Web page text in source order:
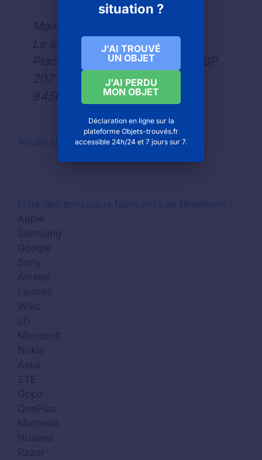
Mairie de BOLLÈNE
Le service des objets trouvés
Place Reynaud de la Gardette BP
207
84505
Accès site Web: www.ville-bollene.fr
Liste des principaux fabricants de téléphone :
Apple
Samsung
Google
Sony
Alcatel
Lenovo
Wiko
LG
Microsoft
Nokia
Asus
ZTE
Oppo
OnePlus
Motorola
Huawei
Razer
situation ?
J'AI TROUVÉ
UN OBJET
J'AI PERDU
MON OBJET
Déclaration en ligne sur la
plateforme Objets-trouvés.fr
accessible 24h/24 et 7 jours sur 7.